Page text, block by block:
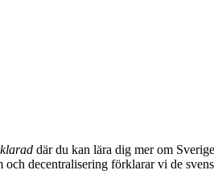
där du kan lära dig mer om
decentralisering förklarar vi de